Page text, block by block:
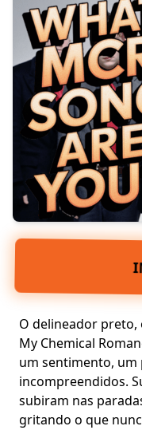
O delineador preto,
My Chemical
um sentimento,
incompreendidos.
subiram nas
gritando o que